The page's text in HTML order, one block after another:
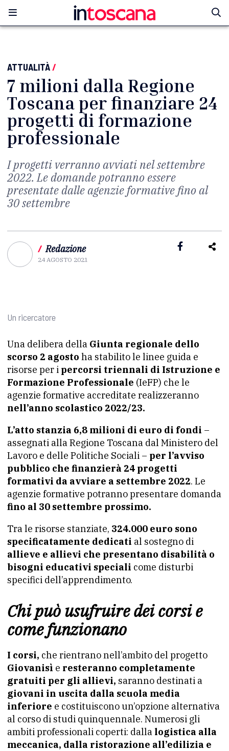
ATTUALITÀ/
7 milioni dalla Regione
Toscana per finanziare 24
progetti di formazione
professionale
I progetti verranno avviati nel settembre
2022. Le domande potranno essere
presentate dalle agenzie formative fino al
30 settembre
/ Redazione
24 AGOSTO 2021
Un ricercatore
Una delibera della Giunta regionale dello
scorso 2 agosto ha stabilito le linee guida e
risorse per i percorsi triennali di Istruzione e
Formazione Professionale (IeFP) che le
agenzie formative accreditate realizzeranno
nell’anno scolastico 2022/23.
L’atto stanzia 6,8 milioni di euro di fondi –
assegnati alla Regione Toscana dal Ministero del
Lavoro e delle Politiche Sociali – per l’avviso
pubblico che finanzierà 24 progetti
formativi da avviare a settembre 2022. Le
agenzie formative potranno presentare domanda
fino al 30 settembre prossimo.
Tra le risorse stanziate, 324.000 euro sono
specificatamente dedicati al sostegno di
allieve e allievi che presentano disabilità o
bisogni educativi speciali come disturbi
specifici dell’apprendimento.
Chi può usufruire dei corsi e
come funzionano
I corsi, che rientrano nell’ambito del progetto
Giovanisì e resteranno completamente
gratuiti per gli allievi, saranno destinati a
giovani in uscita dalla scuola media
inferiore e costituiscono un’opzione alternativa
al corso di studi quinquennale. Numerosi gli
ambiti professionali coperti: dalla logistica alla
meccanica, dalla ristorazione all’edilizia e